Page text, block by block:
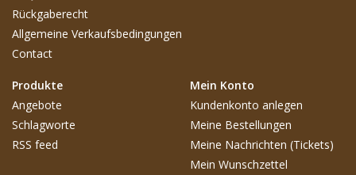
Rückgaberecht
Allgemeine Verkaufsbedingungen
Contact
Produkte
Angebote
Schlagworte
RSS feed
Mein Konto
Kundenkonto anlegen
Meine Bestellungen
Meine Nachrichten (Tickets)
Mein Wunschzettel